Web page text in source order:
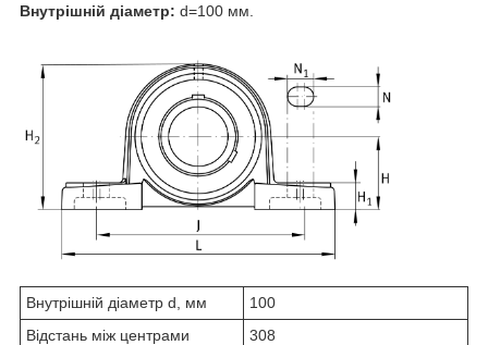
Внутрішній діаметр: d=100 мм.
Внутрішній діаметр d, мм
100
Відстань між центрами
308